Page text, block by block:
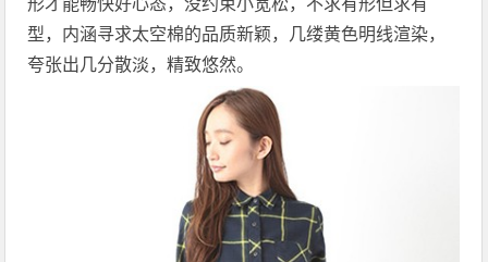
型，内涵寻求太空棉的品质新颖，几缕黄色明线渲染，
夸张出几分散淡，精致悠然。